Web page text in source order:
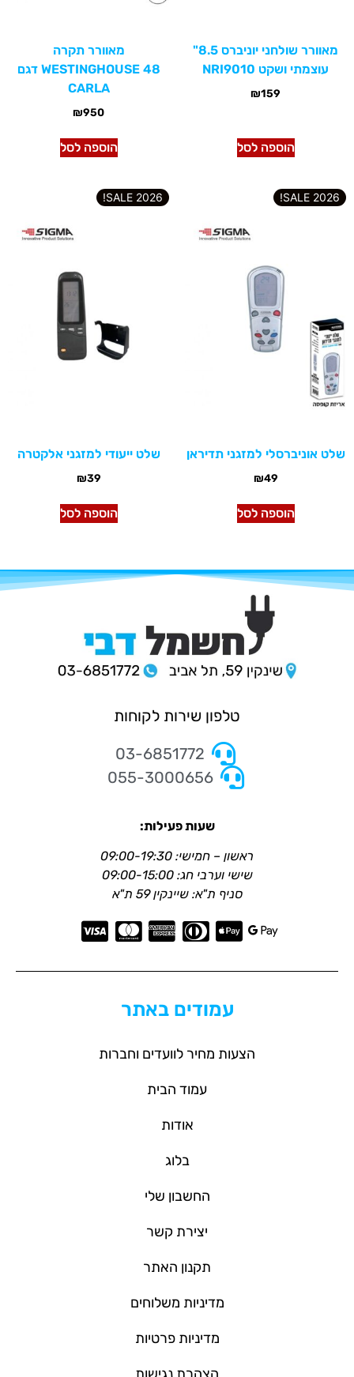
מאוורר שולחני יוניברס 8.5"
עוצמתי ושקט NRI9010
₪159
הוספה לסל
מאוורר תקרה
WESTINGHOUSE 48 דגם
CARLA
₪950
הוספה לסל
2026 SALE!
שלט אוניברסלי למזגני תדיראן
₪49
הוספה לסל
2026 SALE!
שלט ייעודי למזגני אלקטרה
₪39
הוספה לסל
טלפון שירות לקוחות
03-6851772
055-3000656
שעות פעילות:
ראשון – חמישי: 09:00-19:30
שישי וערבי חג: 09:00-15:00
סניף ת"א: שיינקין 59 ת"א
עמודים באתר
הצעות מחיר לוועדים וחברות
עמוד הבית
אודות
בלוג
החשבון שלי
יצירת קשר
תקנון האתר
מדיניות משלוחים
מדיניות פרטיות